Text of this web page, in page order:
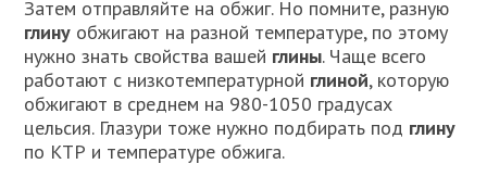
Затем отправляйте на обжиг. Но помните, разную
глину обжигают на разной температуре, по этому
нужно знать свойства вашей глины. Чаще всего
работают с низкотемпературной глиной, которую
обжигают в среднем на 980-1050 градусах
цельсия. Глазури тоже нужно подбирать под глину
по КТР и температуре обжига.